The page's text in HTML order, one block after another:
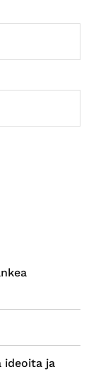
ideoita ja